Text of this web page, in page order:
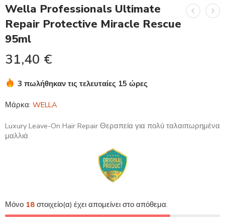
Wella Professionals Ultimate
Repair Protective Miracle Rescue
95ml
31,40 €
3 πωλήθηκαν τις τελευταίες 15 ώρες
Μάρκα: WELLA
Luxury Leave-On Hair Repair Θεραπεία για πολύ ταλαιπωρημένα
μαλλιά
Μόνο 18 στοιχείο(α) έχει απομείνει στο απόθεμα.